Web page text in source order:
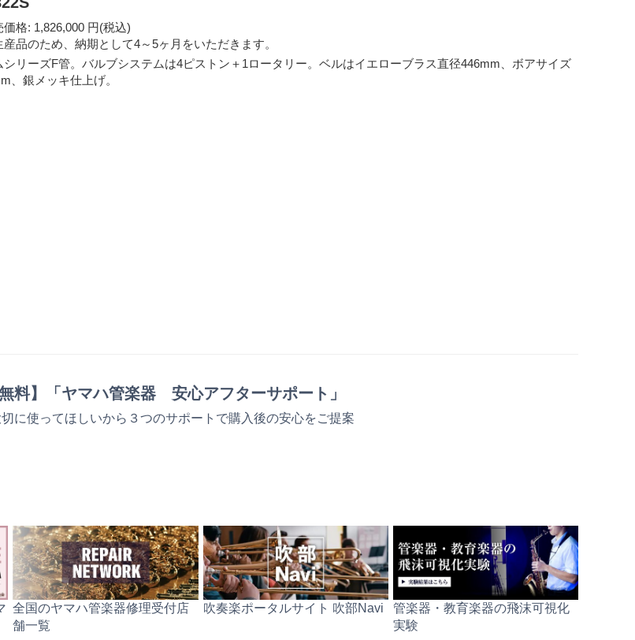
格: 1,826,000 円(税込)
品のため、納期として4～5ヶ月をいただきます。
シリーズF管。バルブシステムは4ピストン＋1ロータリー。ベルはイエローブラス直径446mm、ボアサイズ
、銀メッキ仕上げ。
無料】「ヤマハ管楽器 安心アフターサポート」
に使ってほしいから３つのサポートで購入後の安心をご提案
全国のヤマハ管楽器修理受付店
舗一覧
吹奏楽ポータルサイト 吹部Navi
管楽器・教育楽器の飛沫可視化
実験